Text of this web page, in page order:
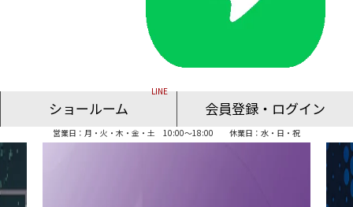
ショールーム
東京ショールーム
名古屋ショールーム
大阪ショールーム
福岡ショールーム
オンライン相談
会員登録・ログイン
営業日：月・火・木・金・土 10:00～18:00 休業日：水・日・祝